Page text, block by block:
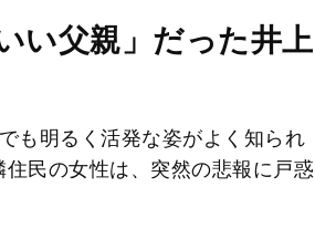
M
u
い父親」だった井上
も明るく活発な姿がよく知られ
民の女性は、突然の悲報に戸惑